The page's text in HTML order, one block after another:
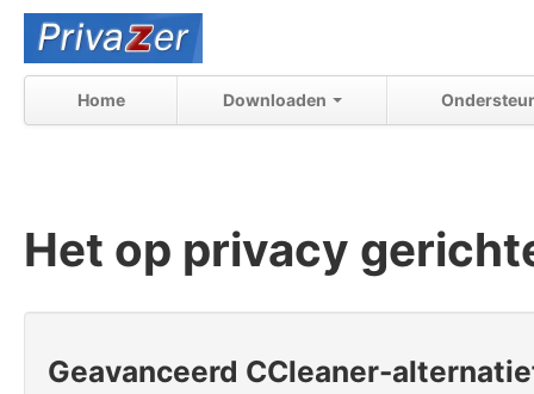
Home Downloaden
Het op privacy
Geavanceerd CCleaner-